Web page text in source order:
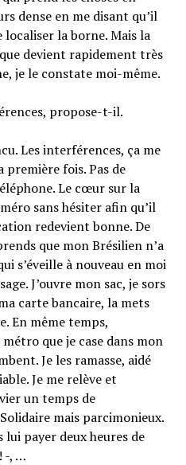
dense en me disant qu’il
localiser la borne. Mais la
devient rapidement très
je le constate moi-même.
propose-t-il.
Les interférences, ça me
fois. Pas de
Le cœur sur la
sans hésiter afin qu’il
redevient bonne. De
que mon Brésilien n’a
s’éveille à nouveau en moi
J’ouvre mon sac, je sors
carte bancaire, la mets
En même temps,
que je case dans mon
Je les ramasse, aidé
Je me relève et
un temps de
mais parcimonieux.
lui payer deux heures de
-, …